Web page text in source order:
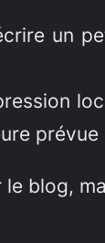
un
prévue
blog,